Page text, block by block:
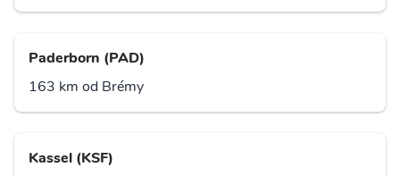
Paderborn (PAD)
163 km od Brémy
Kassel (KSF)